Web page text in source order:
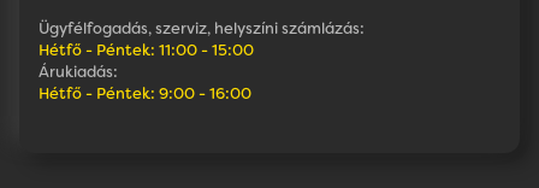
Ügyfélfogadás, szerviz, helyszíni számlázás:
Hétfő - Péntek: 11:00 - 15:00
Árukiadás:
Hétfő - Péntek: 9:00 - 16:00